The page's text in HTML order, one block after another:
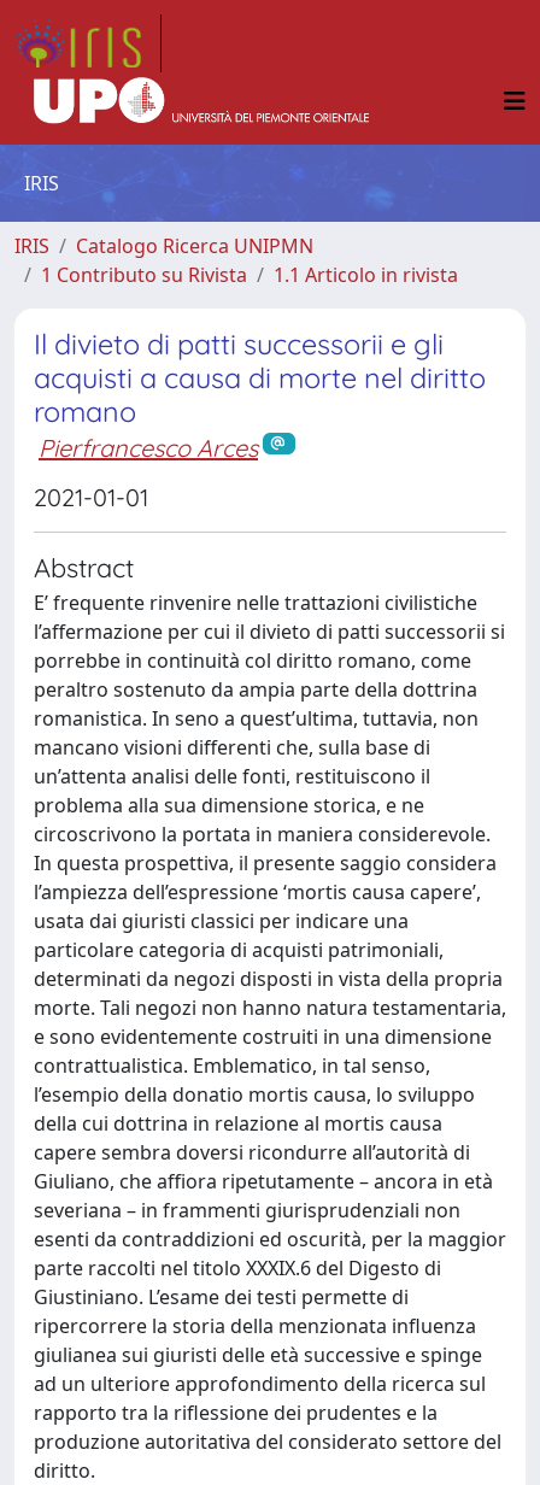
IRIS
IRIS
Catalogo Ricerca UNIPMN
1 Contributo su Rivista
1.1 Articolo in rivista
Il divieto di patti successorii e gli
acquisti a causa di morte nel diritto
romano
Pierfrancesco Arces
2021-01-01
Abstract
E’ frequente rinvenire nelle trattazioni civilistiche
l’affermazione per cui il divieto di patti successorii si
porrebbe in continuità col diritto romano, come
peraltro sostenuto da ampia parte della dottrina
romanistica. In seno a quest’ultima, tuttavia, non
mancano visioni differenti che, sulla base di
un’attenta analisi delle fonti, restituiscono il
problema alla sua dimensione storica, e ne
circoscrivono la portata in maniera considerevole.
In questa prospettiva, il presente saggio considera
l’ampiezza dell’espressione ‘mortis causa capere’,
usata dai giuristi classici per indicare una
particolare categoria di acquisti patrimoniali,
determinati da negozi disposti in vista della propria
morte. Tali negozi non hanno natura testamentaria,
e sono evidentemente costruiti in una dimensione
contrattualistica. Emblematico, in tal senso,
l’esempio della donatio mortis causa, lo sviluppo
della cui dottrina in relazione al mortis causa
capere sembra doversi ricondurre all’autorità di
Giuliano, che affiora ripetutamente – ancora in età
severiana – in frammenti giurisprudenziali non
esenti da contraddizioni ed oscurità, per la maggior
parte raccolti nel titolo XXXIX.6 del Digesto di
Giustiniano. L’esame dei testi permette di
ripercorrere la storia della menzionata influenza
giulianea sui giuristi delle età successive e spinge
ad un ulteriore approfondimento della ricerca sul
rapporto tra la riflessione dei prudentes e la
produzione autoritativa del considerato settore del
diritto.